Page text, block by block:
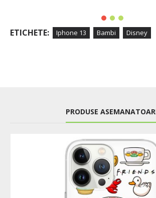
ETICHETE: Iphone 13 Bambi Disney
PRODUSE